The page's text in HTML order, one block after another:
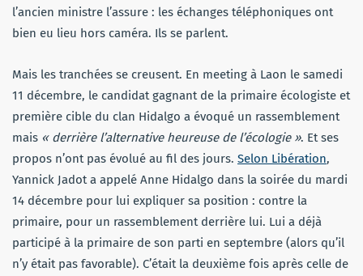
l’ancien ministre l’assure : les échanges téléphoniques ont
bien eu lieu hors caméra. Ils se parlent.
Mais les tranchées se creusent. En meeting à Laon le samedi
11 décembre, le candidat gagnant de la primaire écologiste et
première cible du clan Hidalgo a évoqué un rassemblement
mais « derrière l’alternative heureuse de l’écologie ». Et ses
propos n’ont pas évolué au fil des jours. Selon Libération,
Yannick Jadot a appelé Anne Hidalgo dans la soirée du mardi
14 décembre pour lui expliquer sa position : contre la
primaire, pour un rassemblement derrière lui. Lui a déjà
participé à la primaire de son parti en septembre (alors qu’il
n’y était pas favorable). C’était la deuxième fois après celle de